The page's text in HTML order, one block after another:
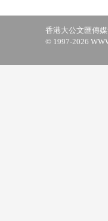
香港大公文匯傳
© 1997-2026